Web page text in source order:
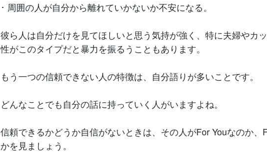
･ 周囲の人が自分から離れていかないか不安になる。
彼ら人は自分だけを見てほしいと思う気持が強く、特に夫婦やカ
性がこのタイプだと暴力を振るうこともあります。
もう一つの信頼できない人の特徴は、自分語りが多いことです。
どんなことでも自分の話に持っていく人がいますよね。
信頼できるかどうか自信がないときは、その人がFor Youなのか、
かを見ましょう。